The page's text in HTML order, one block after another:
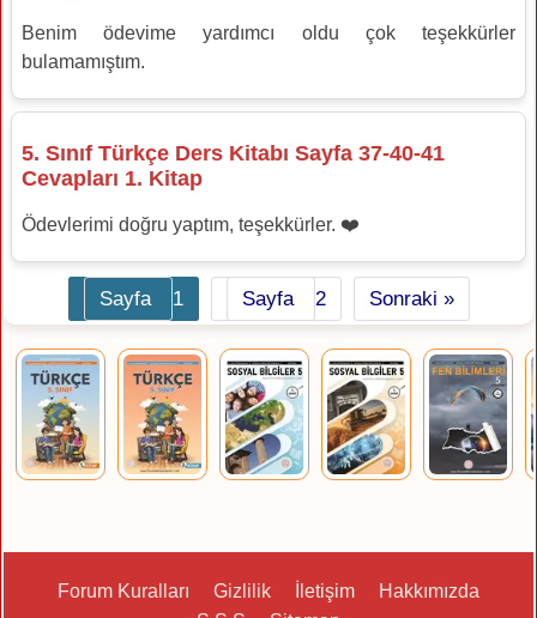
Benim ödevime yardımcı oldu çok teşekkürler
bulamamıştım.
5. Sınıf Türkçe Ders Kitabı Sayfa 37-40-41
Cevapları 1. Kitap
Ödevlerimi doğru yaptım, teşekkürler. ❤️
Sayfa 1 Sayfa 2 Sonraki »
Forum Kuralları Gizlilik İletişim
Hakkımızda